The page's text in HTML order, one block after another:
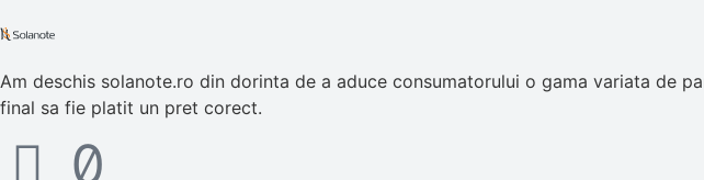
Am deschis solanote.ro din dorinta de a aduce consumatorului o gama variata de
final sa fie platit un pret corect.